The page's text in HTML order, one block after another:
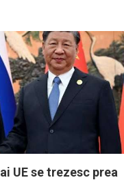
UE se trezesc prea